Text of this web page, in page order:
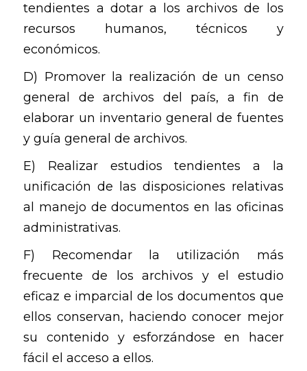
tendientes a dotar a los archivos de los
recursos humanos, técnicos y
económicos.
D) Promover la realización de un censo
general de archivos del país, a fin de
elaborar un inventario general de fuentes
y guía general de archivos.
E) Realizar estudios tendientes a la
unificación de las disposiciones relativas
al manejo de documentos en las oficinas
administrativas.
F) Recomendar la utilización más
frecuente de los archivos y el estudio
eficaz e imparcial de los documentos que
ellos conservan, haciendo conocer mejor
su contenido y esforzándose en hacer
fácil el acceso a ellos.